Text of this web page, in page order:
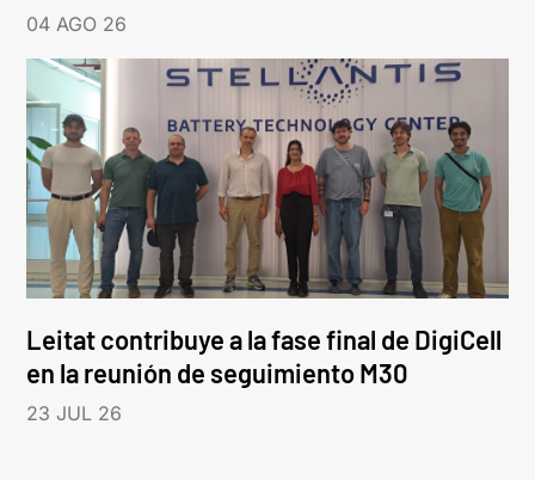
04 AGO 26
Leitat contribuye a la fase final de DigiCell
en la reunión de seguimiento M30
23 JUL 26